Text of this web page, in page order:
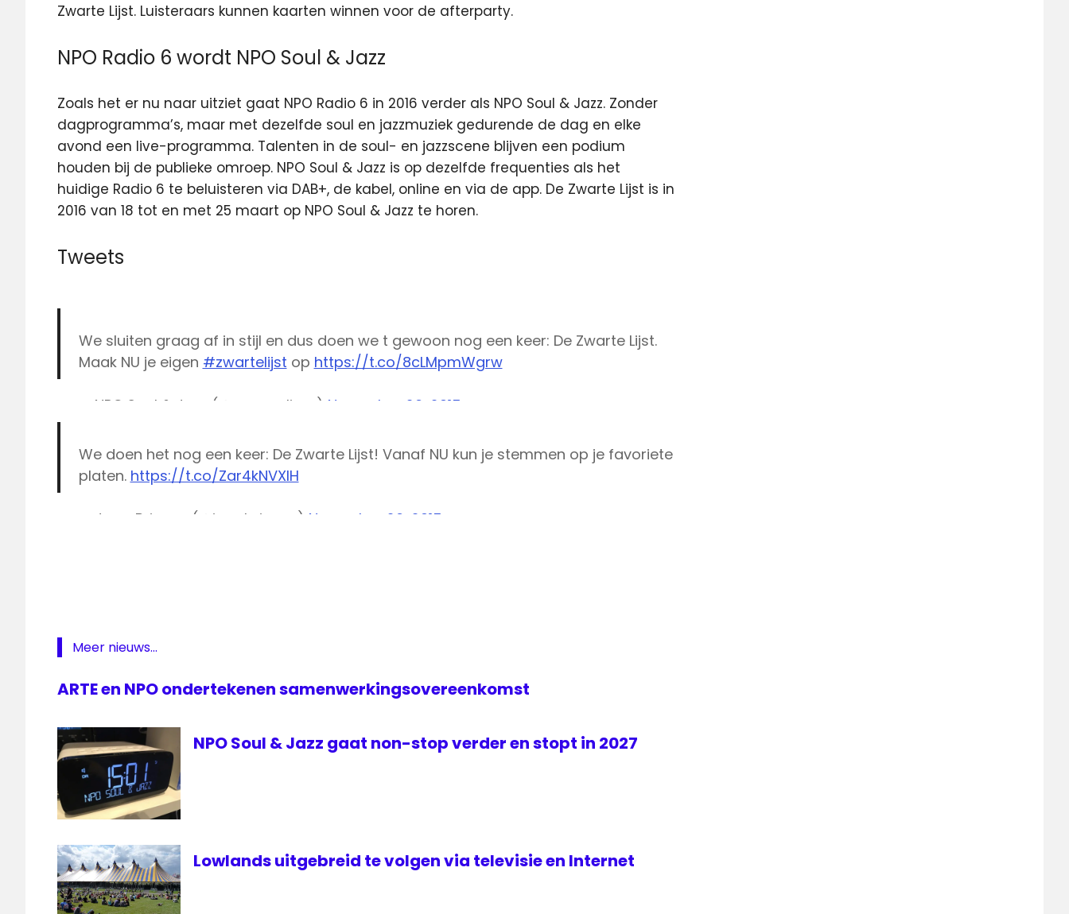
Zwarte Lijst. Luisteraars kunnen kaarten winnen voor de afterparty.
NPO Radio 6 wordt NPO Soul & Jazz
Zoals het er nu naar uitziet gaat NPO Radio 6 in 2016 verder als NPO Soul & Jazz. Zonder
dagprogramma’s, maar met dezelfde soul en jazzmuziek gedurende de dag en elke
avond een live-programma. Talenten in de soul- en jazzscene blijven een podium
houden bij de publieke omroep. NPO Soul & Jazz is op dezelfde frequenties als het
huidige Radio 6 te beluisteren via DAB+, de kabel, online en via de app. De Zwarte Lijst is in
2016 van 18 tot en met 25 maart op NPO Soul & Jazz te horen.
Tweets
We sluiten graag af in stijl en dus doen we t gewoon nog een keer: De Zwarte Lijst.
Maak NU je eigen #zwartelijst op https://t.co/8cLMpmWgrw
— NPO Soul & Jazz (@nposouljazz) November 26, 2015
We doen het nog een keer: De Zwarte Lijst! Vanaf NU kun je stemmen op je favoriete
platen. https://t.co/Zar4kNVXIH
— Jaap Brienen (@jaapbrienen) November 26, 2015
Radio
Radio
Soul
stemmen
Zwarte
Zwarte
Meer nieuws...
ARTE en NPO ondertekenen samenwerkingsovereenkomst
NPO Soul & Jazz gaat non-stop verder en stopt in 2027
Lowlands uitgebreid te volgen via televisie en Internet